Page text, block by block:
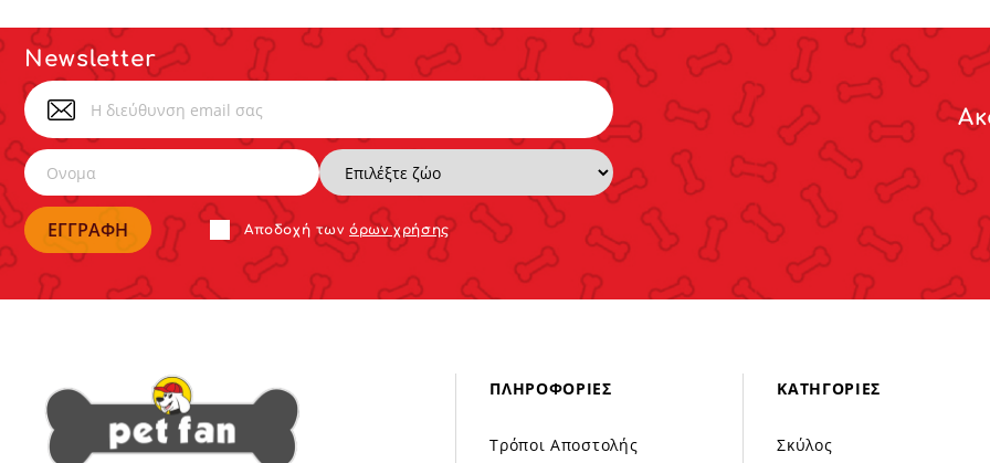
Newsletter
Αποδoχή τωνόρων χρήσης
ΠΛΗΡΟΦΟΡΊΕΣ
Τρόποι Αποστολής
ΚΑΤΗΓΟΡΊΕΣ
Σκύλος